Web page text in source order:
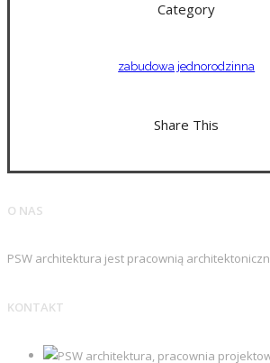
Category
zabudowa jednorodzinna
Share This
O NAS
PSW architektura jest pracownią
KONTAKT